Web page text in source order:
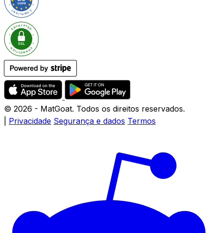
© 2026 - MatGoat. Todos os direitos reservados.
Privacidade Segurança e dados Termos